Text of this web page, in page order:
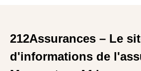
212Assurances – Le
d'informations de